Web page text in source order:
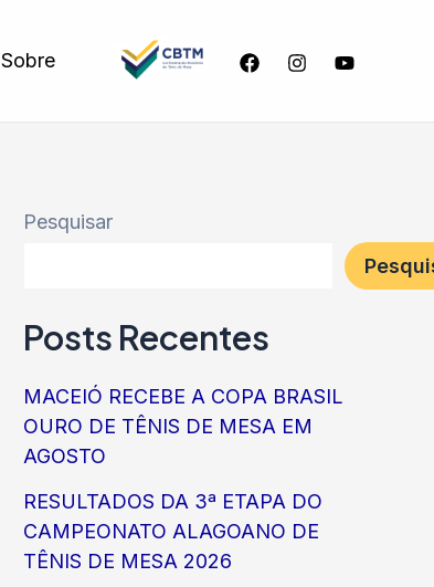
Sobre
Pesquisar
Posts Recentes
MACEIÓ RECEBE A COPA BRASIL
OURO DE TÊNIS DE MESA EM
AGOSTO
RESULTADOS DA 3ª ETAPA DO
CAMPEONATO ALAGOANO DE
TÊNIS DE MESA 2026